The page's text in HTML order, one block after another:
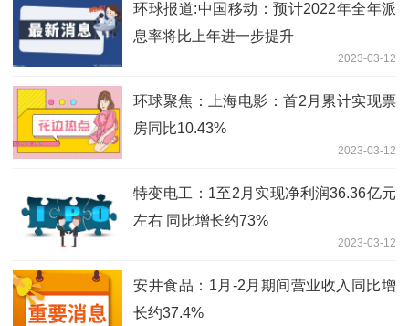
环球报道:中国移动：预计2022年全年派
息率将比上年进一步提升
2023-03-12
环球聚焦：上海电影：首2月累计实现票
房同比10.43%
2023-03-12
特变电工：1至2月实现净利润36.36亿元
左右 同比增长约73%
2023-03-12
安井食品：1月-2月期间营业收入同比增
长约37.4%